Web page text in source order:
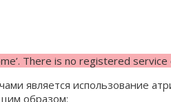
There is no registered service
является использование
образом: